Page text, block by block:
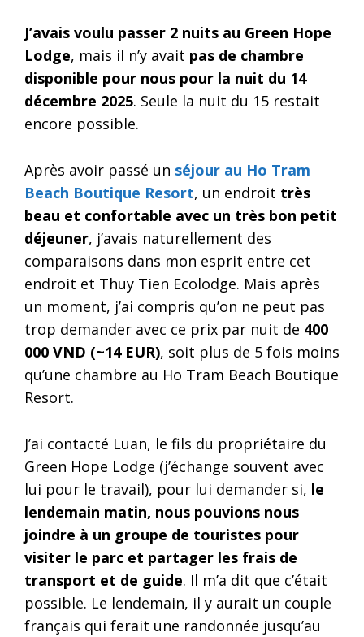
J’avais voulu passer 2 nuits au Green Hope
Lodge, mais il n’y avait pas de chambre
disponible pour nous pour la nuit du 14
décembre 2025. Seule la nuit du 15 restait
encore possible.
Après avoir passé un séjour au Ho Tram
Beach Boutique Resort, un endroit très
beau et confortable avec un très bon petit
déjeuner, j’avais naturellement des
comparaisons dans mon esprit entre cet
endroit et Thuy Tien Ecolodge. Mais après
un moment, j’ai compris qu’on ne peut pas
trop demander avec ce prix par nuit de 400
000 VND (~14 EUR), soit plus de 5 fois moins
qu’une chambre au Ho Tram Beach Boutique
Resort.
J’ai contacté Luan, le fils du propriétaire du
Green Hope Lodge (j’échange souvent avec
lui pour le travail), pour lui demander si, le
lendemain matin, nous pouvions nous
joindre à un groupe de touristes pour
visiter le parc et partager les frais de
transport et de guide. Il m’a dit que c’était
possible. Le lendemain, il y aurait un couple
français qui ferait une randonnée jusqu’au